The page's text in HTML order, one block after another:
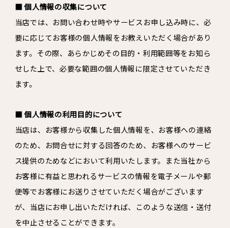
■ 個人情報の収集について
当店では、お問い合わせ時やサービスお申し込み時に、必
要に応じてお客様の個人情報をお教えいただく場合があり
ます。その際、あらかじめその目的・利用範囲等をお知ら
せした上で、必要な範囲の個人情報に限定させていただき
ます。
■ 個人情報の利用目的について
当店は、お客様から収集した個人情報を、お客様への連絡
のため、お問合せに対する回答のため、お客様へのサービ
ス提供のためなどにおいて利用いたします。また当社から
お客様に有益と思われるサービスの情報を電子メールや郵
便等でお客様にお送りさせていただく場合がございます
が、当店にお申し出いただければ、このような送信・送付
を中止させることができます。